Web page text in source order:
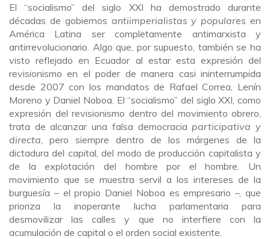
El “socialismo” del siglo XXI ha demostrado durante
décadas de gobiernos antiimperialistas y populares en
América Latina ser completamente antimarxista y
antirrevolucionario. Algo que, por supuesto, también se ha
visto reflejado en Ecuador al estar esta expresión del
revisionismo en el poder de manera casi ininterrumpida
desde 2007 con los mandatos de Rafael Correa, Lenín
Moreno y Daniel Noboa. El “socialismo” del siglo XXI, como
expresión del revisionismo dentro del movimiento obrero,
trata de alcanzar una falsa democracia participativa y
directa , pero siempre dentro de los márgenes de la
dictadura del capital, del modo de producción capitalista y
de la explotación del hombre por el hombre. Un
movimiento que se muestra servil a los intereses de la
burguesía – el propio Daniel Noboa es empresario –, que
prioriza la inoperante lucha parlamentaria para
desmovilizar las calles y que no interfiere con la
acumulación de capital o el orden social existente.